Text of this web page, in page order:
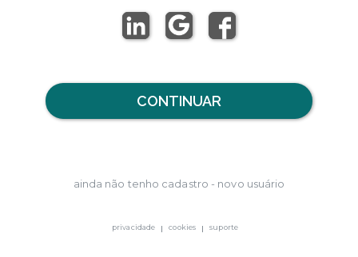
CONTINUAR
ainda não tenho cadastro - novo usuário
privacidade cookies suporte